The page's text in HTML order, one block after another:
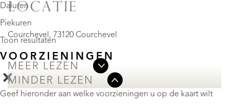
LOCATIE
Courchevel, 73120 Courchevel
MEER LEZEN
MINDER LEZEN
Daluren
Piekuren
Toon resultaten
VOORZIENINGEN
Geef hieronder aan welke voorzieningen u op de kaart wilt